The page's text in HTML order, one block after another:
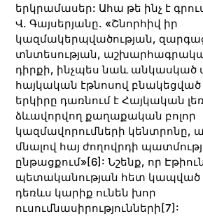
երկրամասեր: Ահա թե ինչ է
Վ. Գայսերյանը. «Շնորհիվ իր
կազմակերպվածության,
տնտեսության,
դիրքի, ինչպես նաև անկասկած
հայկական էթնոսով բնակեցված
երկիրը դառնում է Հայկական
ձևավորվող քաղաքական բոլոր
կազմավորումների կենտրոնը,
մնալով հայ ժողովրդի
ընթացքում»[6]: Նշենք, որ
պետականության հետ կապված
դեռևս կարիք ունեն խոր
ուսումնասիրությունների[7]: